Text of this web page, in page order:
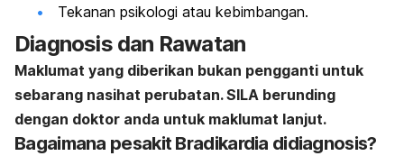
Tekanan psikologi atau kebimbangan.
Diagnosis dan Rawatan
Maklumat yang diberikan bukan pengganti untuk
sebarang nasihat perubatan. SILA berunding
dengan doktor anda untuk maklumat lanjut.
Bagaimana pesakit Bradikardia didiagnosis?